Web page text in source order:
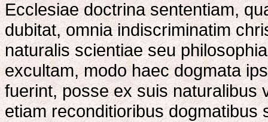
Ecclesiae doctrina sententiam,
dubitat, omnia indiscriminatim
naturalis scientiae seu
excultam, modo haec dogmata
fuerint, posse ex suis naturalibus
etiam reconditioribus